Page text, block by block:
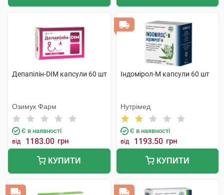
Депапілін-DIM капсули 60 шт
Озимук Фарм
Є в наявності
від 1183.00 грн
КУПИТИ
Індомірол-М капсули 60 шт
Нутрімед
Є в наявності
від 1193.50 грн
КУПИТИ